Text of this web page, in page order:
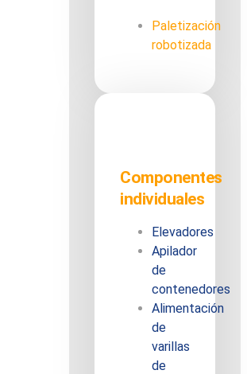
Paletización
robotizada
Componentes
individuales
Elevadores
Apilador
de
contenedores
Alimentación
de
varillas
de